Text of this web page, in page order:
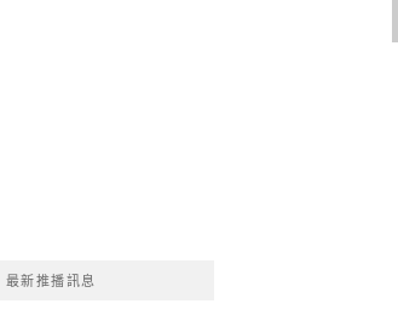
最新推播訊息